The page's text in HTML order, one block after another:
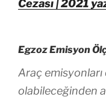
Cezası | 2021
Egzoz Emisyon
Araç emisyonları
olabileceğinden